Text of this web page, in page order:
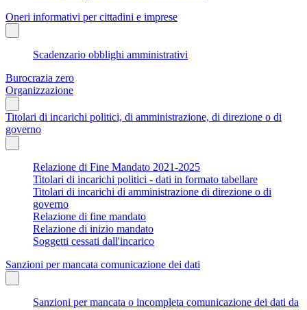
Oneri informativi per cittadini e imprese
Scadenzario obblighi amministrativi
Burocrazia zero
Organizzazione
Titolari di incarichi politici, di amministrazione, di direzione o di
governo
Relazione di Fine Mandato 2021-2025
Titolari di incarichi politici - dati in formato tabellare
Titolari di incarichi di amministrazione di direzione o di
governo
Relazione di fine mandato
Relazione di inizio mandato
Soggetti cessati dall'incarico
Sanzioni per mancata comunicazione dei dati
Sanzioni per mancata o incompleta comunicazione dei dati da